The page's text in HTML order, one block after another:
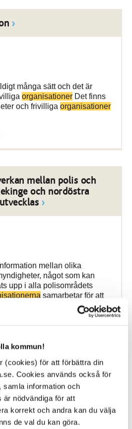
kommun!
(cookies) för att förbättra din
Cookies används också för
information och
nödvändiga för att
korrekt och andra kan du välja
de val du kan göra.
många sätt och det är
organisationer Det finns
och frivilliga organisationer
mellan polis och
och nordöstra
mellan olika
något som kan
upp i alla polisområdets
samarbetar för att